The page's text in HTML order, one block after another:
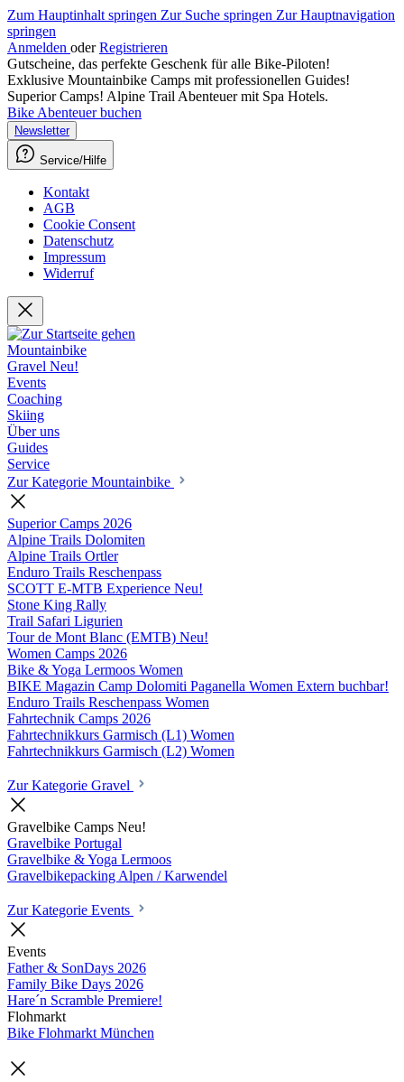
Zum Hauptinhalt springen Zur Suche springen Zur Hauptnavigation
springen
Anmelden oder Registrieren
Gutscheine, das perfekte Geschenk für alle Bike-Piloten!
Exklusive Mountainbike Camps mit professionellen Guides!
Superior Camps! Alpine Trail Abenteuer mit Spa Hotels.
Bike Abenteuer buchen
Newsletter
Service/Hilfe
Kontakt
AGB
Cookie Consent
Datenschutz
Impressum
Widerruf
Mountainbike
Gravel Neu!
Events
Coaching
Skiing
Über uns
Guides
Service
Zur Kategorie Mountainbike
Superior Camps 2026
Alpine Trails Dolomiten
Alpine Trails Ortler
Enduro Trails Reschenpass
SCOTT E-MTB Experience Neu!
Stone King Rally
Trail Safari Ligurien
Tour de Mont Blanc (EMTB) Neu!
Women Camps 2026
Bike & Yoga Lermoos Women
BIKE Magazin Camp Dolomiti Paganella Women Extern buchbar!
Enduro Trails Reschenpass Women
Fahrtechnik Camps 2026
Fahrtechnikkurs Garmisch (L1) Women
Fahrtechnikkurs Garmisch (L2) Women
Zur Kategorie Gravel
Gravelbike Camps Neu!
Gravelbike Portugal
Gravelbike & Yoga Lermoos
Gravelbikepacking Alpen / Karwendel
Zur Kategorie Events
Events
Father & SonDays 2026
Family Bike Days 2026
Hare´n Scramble Premiere!
Flohmarkt
Bike Flohmarkt München